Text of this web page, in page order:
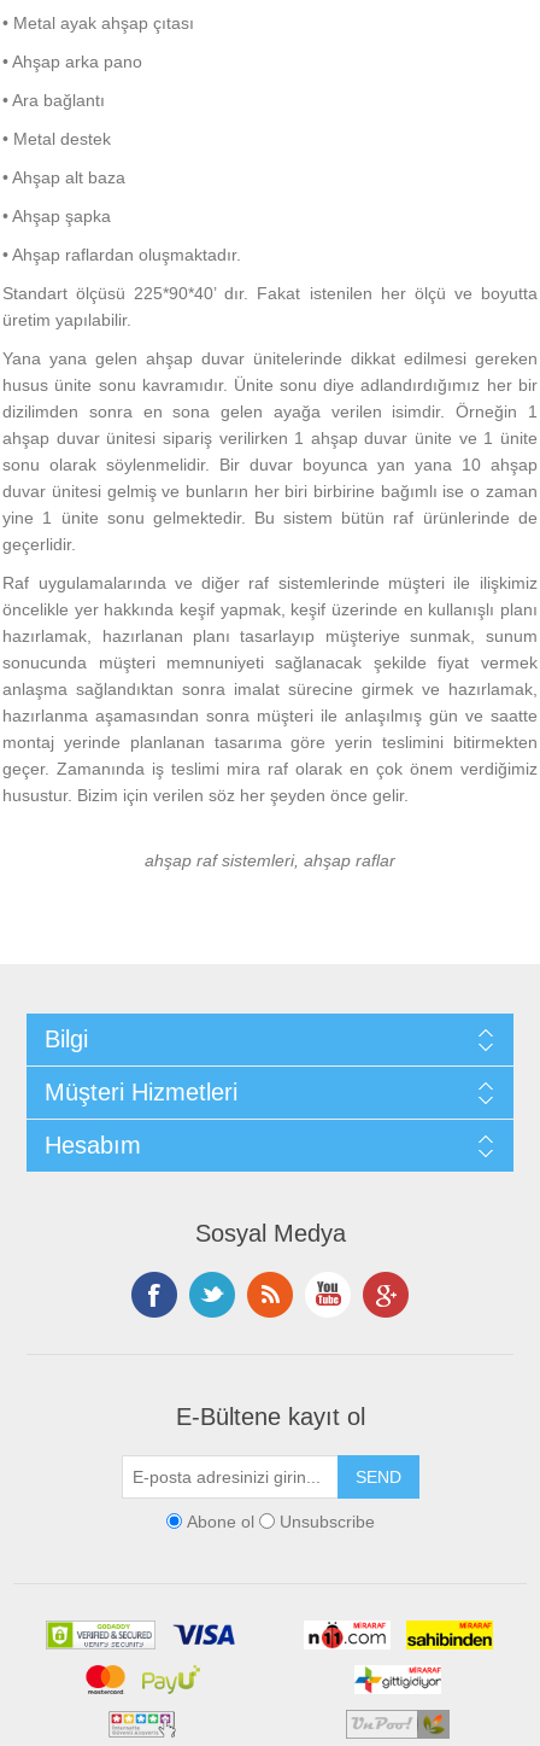
• Metal ayak ahşap çıtası
• Ahşap arka pano
• Ara bağlantı
• Metal destek
• Ahşap alt baza
• Ahşap şapka
• Ahşap raflardan oluşmaktadır.
Standart ölçüsü 225*90*40’ dır. Fakat istenilen her ölçü ve boyutta
üretim yapılabilir.
Yana yana gelen ahşap duvar ünitelerinde dikkat edilmesi gereken
husus ünite sonu kavramıdır. Ünite sonu diye adlandırdığımız her bir
dizilimden sonra en sona gelen ayağa verilen isimdir. Örneğin 1
ahşap duvar ünitesi sipariş verilirken 1 ahşap duvar ünite ve 1 ünite
sonu olarak söylenmelidir. Bir duvar boyunca yan yana 10 ahşap
duvar ünitesi gelmiş ve bunların her biri birbirine bağımlı ise o zaman
yine 1 ünite sonu gelmektedir. Bu sistem bütün raf ürünlerinde de
geçerlidir.
Raf uygulamalarında ve diğer raf sistemlerinde müşteri ile ilişkimiz
öncelikle yer hakkında keşif yapmak, keşif üzerinde en kullanışlı planı
hazırlamak, hazırlanan planı tasarlayıp müşteriye sunmak, sunum
sonucunda müşteri memnuniyeti sağlanacak şekilde fiyat vermek
anlaşma sağlandıktan sonra imalat sürecine girmek ve hazırlamak,
hazırlanma aşamasından sonra müşteri ile anlaşılmış gün ve saatte
montaj yerinde planlanan tasarıma göre yerin teslimini bitirmekten
geçer. Zamanında iş teslimi mira raf olarak en çok önem verdiğimiz
husustur. Bizim için verilen söz her şeyden önce gelir.
ahşap raf sistemleri, ahşap raflar
Bilgi
Müşteri Hizmetleri
Hesabım
Sosyal Medya
E-Bültene kayıt ol
Abone ol Unsubscribe